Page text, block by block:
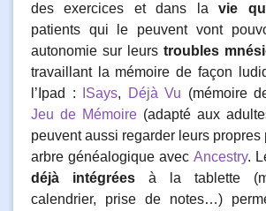
des exercices et dans lavie
patients qui le peuvent vont
autonomie sur leurs troubles
travaillant la mémoire de façon
l’Ipad :
ISays, Déjà Vu (mémoire
Jeu de Mémoire (adapté aux
peuvent aussi regarder leurs propres
arbre généalogique avec Ancestry.
déjà intégrées à la tablette
calendrier, prise de notes…)